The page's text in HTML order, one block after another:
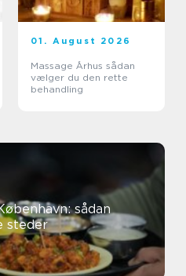
01. August 2026
Massage Århus sådan
vælger du den rette
behandling
sådan
steder